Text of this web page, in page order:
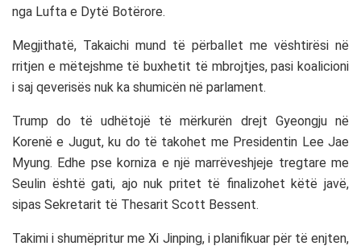
nga Lufta e Dytë Botërore.
Megjithatë, Takaichi mund të përballet me vështirësi në
rritjen e mëtejshme të buxhetit të mbrojtjes, pasi koalicioni
i saj qeverisës nuk ka shumicën në parlament.
Trump do të udhëtojë të mërkurën drejt Gyeongju në
Korenë e Jugut, ku do të takohet me Presidentin Lee Jae
Myung. Edhe pse korniza e një marrëveshjeje tregtare me
Seulin është gati, ajo nuk pritet të finalizohet këtë javë,
sipas Sekretarit të Thesarit Scott Bessent.
Takimi i shumëpritur me Xi Jinping, i planifikuar për të enjten,